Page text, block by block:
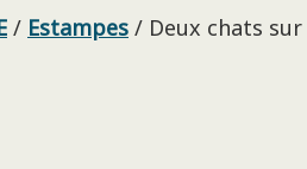
/ Estampes / Deux chats